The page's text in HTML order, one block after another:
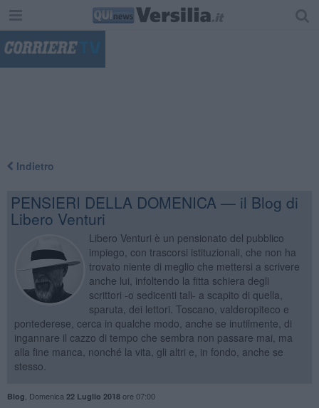
Indietro
PENSIERI DELLA DOMENICA — il Blog di
Libero Venturi
Libero Venturi è un pensionato del pubblico
impiego, con trascorsi istituzionali, che non ha
trovato niente di meglio che mettersi a scrivere
anche lui, infoltendo la fitta schiera degli
scrittori -o sedicenti tali- a scapito di quella,
sparuta, dei lettori. Toscano, valderopiteco e
pontederese, cerca in qualche modo, anche se inutilmente, di
ingannare il cazzo di tempo che sembra non passare mai, ma
alla fine manca, nonché la vita, gli altri e, in fondo, anche se
stesso.
Blog Domenica 22 Luglio 2018ore 07:00